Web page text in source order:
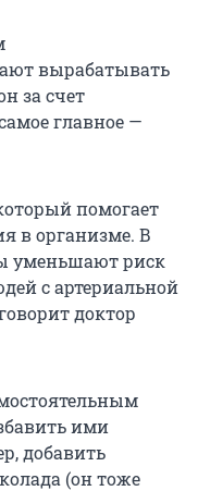
вырабатывать
за счет
главное —
помогает
в организме. В
уменьшают риск
с артериальной
доктор
ими
добавить
(он тоже